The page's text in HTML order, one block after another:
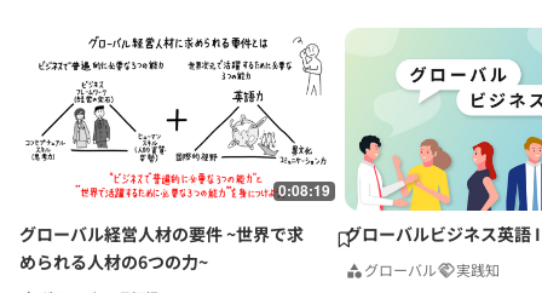
0:08:19
グローバル経営人材の要件 ~世界で求
められる人材の6つの力~
グローバルビジネス英語 I
グローバル 実践知